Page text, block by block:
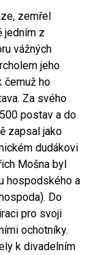
zemřel
jedním z
vážných
jeho
čemuž ho
Za svého
postav a do
zapsal jako
dudákovi
Mošna byl
hospodského a
Do
pro svoji
ochotníky.
k divadelním